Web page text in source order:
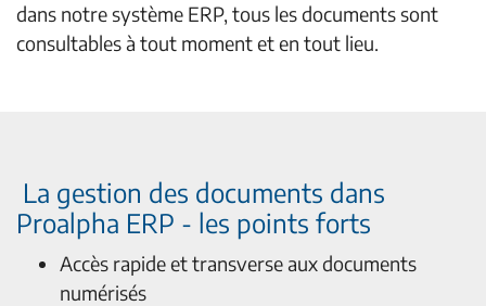
dans notre système ERP, tous les documents sont
consultables à tout moment et en tout lieu.
La gestion des documents dans
Proalpha ERP - les points forts
Accès rapide et transverse aux documents
numérisés